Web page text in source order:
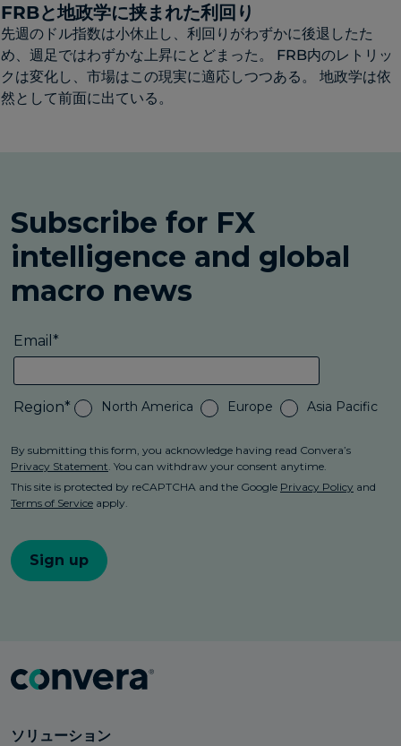
FRBと地政学に挟まれた利回り
先週のドル指数は小休止し、利回りがわずかに後退したた
め、週足ではわずかな上昇にとどまった。 FRB内のレトリッ
クは変化し、市場はこの現実に適応しつつある。 地政学は依
然として前面に出ている。
ソリューション